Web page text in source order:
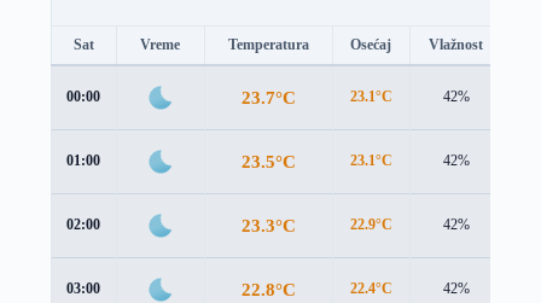
Sat Vreme Temperatura Osećaj Vlažnost
00:00 23.7°C 23.1°C 42%
01:00 23.5°C 23.1°C 42%
02:00 23.3°C 22.9°C 42%
03:00 22.8°C 22.4°C 42%